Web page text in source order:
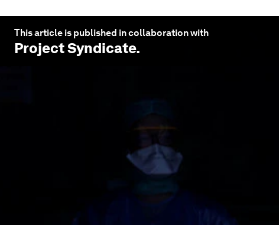
This article is published in collaboration with
Project Syndicate.